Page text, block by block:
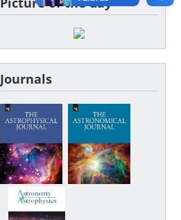
Journals